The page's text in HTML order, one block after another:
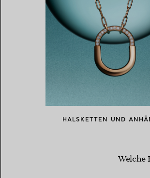
HALSKETTEN UND
Welche